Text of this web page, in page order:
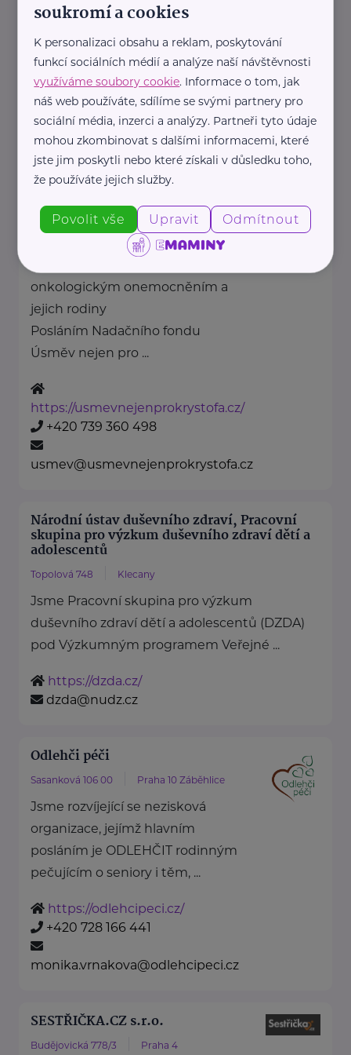
zdraví dětí ...
https://spolusodvahou.org/cz/
+420 725 565 273
info@spolusodvahou.cz
Bronzový partner
NADAČNÍ FOND ÚSMĚV NEJEN
PRO KRYŠTOFA
Svornosti 914/29 Praha 5
onkologickým onemocněním a
jejich rodiny
Posláním Nadačního fondu
Úsměv nejen pro ...
https://usmevnejenprokrystofa.cz/
+420 739 360 498
usmev@usmevnejenprokrystofa.cz
Národní ústav duševního zdraví, Pracovní
skupina pro výzkum duševního zdraví dětí a
adolescentů
Topolová 748 Klecany
Jsme Pracovní skupina pro výzkum
duševního zdraví dětí a adolescentů (DZDA)
pod Výzkumným programem Veřejné ...
https://dzda.cz/
dzda@nudz.cz
Odlehči péči
Sasanková 106 00 Praha 10 Záběhlice
Jsme rozvíjející se nezisková
organizace, jejímž hlavním
posláním je ODLEHČIT rodinným
pečujícím o seniory i těm, ...
https://odlehcipeci.cz/
+420 728 166 441
monika.vrnakova@odlehcipeci.cz
SESTŘIČKA.CZ s.r.o.
Budějovická 778/3 Praha 4
soukromí a cookies
K personalizaci obsahu a reklam, poskytování
funkcí sociálních médií a analýze naší návštěvnosti
využíváme soubory cookie. Informace o tom, jak
náš web používáte, sdílíme se svými partnery pro
sociální média, inzerci a analýzy. Partneři tyto údaje
mohou zkombinovat s dalšími informacemi, které
jste jim poskytli nebo které získali v důsledku toho,
že používáte jejich služby.
Povolit vše Upravit Odmítnout